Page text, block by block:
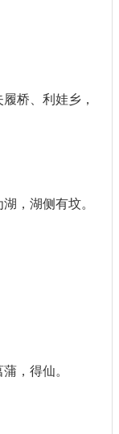
桥、利娃乡，
，湖侧有坟。
，得仙。